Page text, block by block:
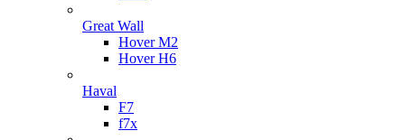
Great Wall
Hover M2
Hover H6
Haval
F7
f7x